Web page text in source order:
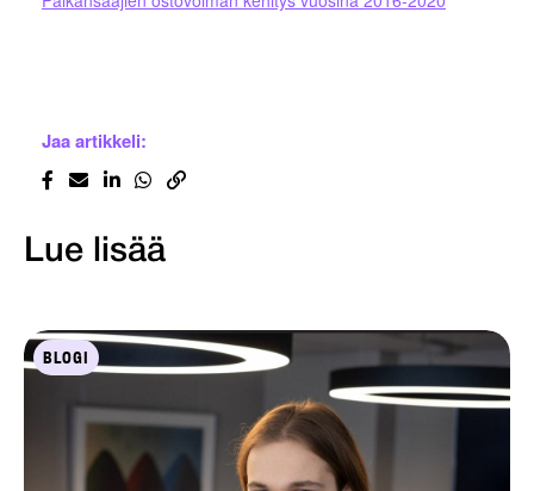
Jaa artikkeli:
Lue lisää
BLOGI